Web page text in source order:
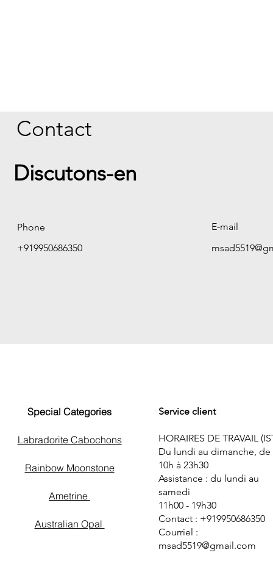
Contact
Discutons-en
Phone
+919950686350
E-mail
Service client
HORAIRES DE TRAVAIL
Du lundi au dimanche, de
10h à 23h30
Assistance : du lundi au
samedi
11h00 - 19h30
Contact : +919950686350
Courriel :
msad5519@gmail.com
Special Categories
Labradorite Cabochons
Rainbow Moonstone
Ametrine
Australian Opal